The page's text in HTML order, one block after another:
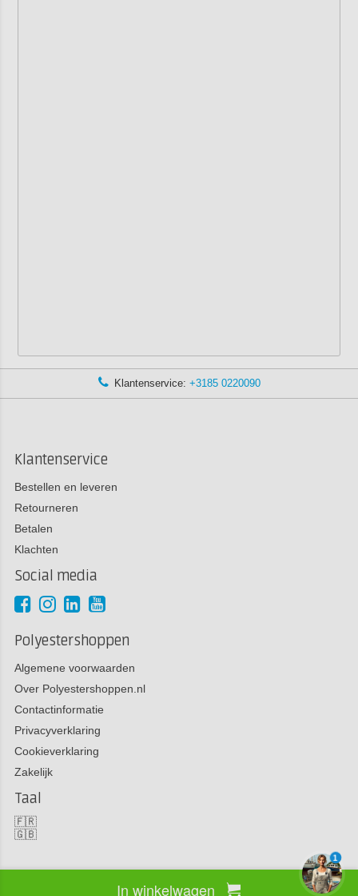
In winkelwagen
Klantenservice: +3185 0220090
Klantenservice
Bestellen en leveren
Retourneren
Betalen
Klachten
Social media
Polyestershoppen
Algemene voorwaarden
Over Polyestershoppen.nl
Contactinformatie
Privacyverklaring
Cookieverklaring
Zakelijk
Taal
🇫🇷
🇬🇧
Copyright 2026 Polyestershoppen bv
1